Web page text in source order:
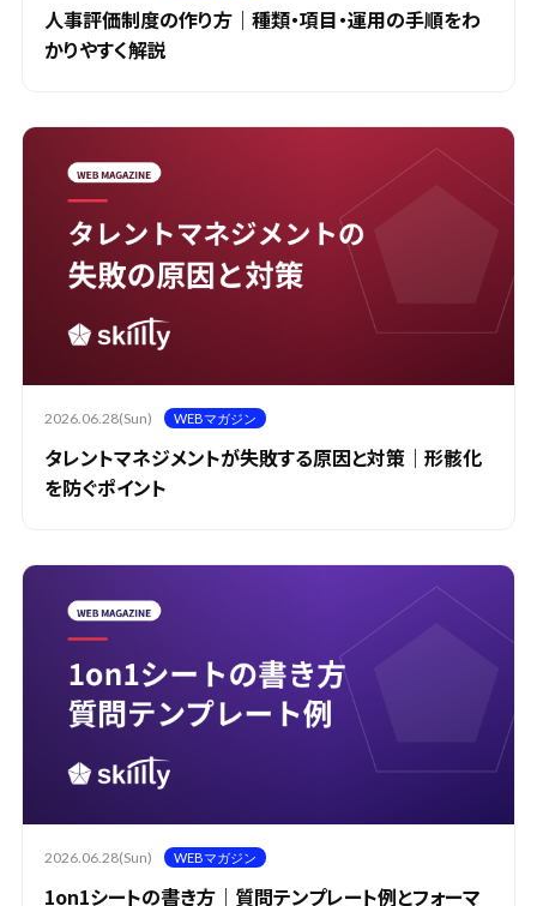
人事評価制度の作り方｜種類・項目・運用の手順をわ
かりやすく解説
2026.06.28(Sun) WEBマガジン
タレントマネジメントが失敗する原因と対策｜形骸化
を防ぐポイント
2026.06.28(Sun) WEBマガジン
1on1シートの書き方｜質問テンプレート例とフォーマ